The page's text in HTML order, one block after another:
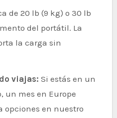
de 20 lb (9 kg) o 30 lb
del portátil. La
la carga sin
viajas: Si estás en un
un mes en Europe
opciones en nuestro